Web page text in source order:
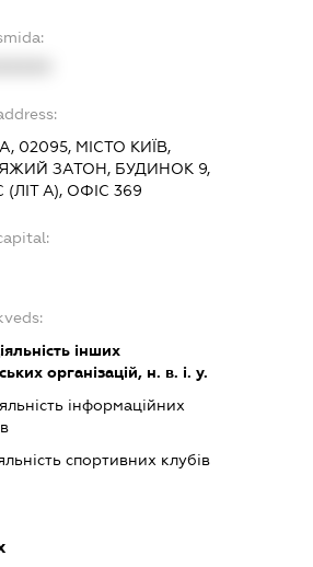
02095, МІСТО КИЇВ,
ЗАТОН, БУДИНОК 9,
(ЛІТ А), ОФІС 369
інших
організацій, н. в. і. у.
інформаційних
спортивних клубів